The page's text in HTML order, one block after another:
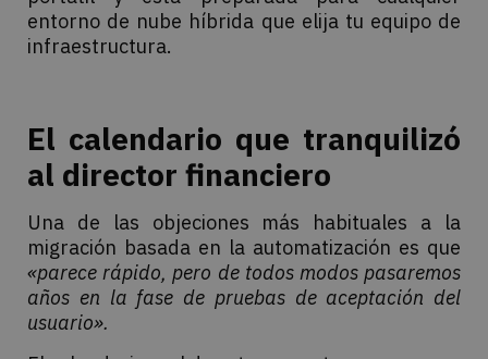
entorno de nube híbrida que elija tu equipo de
infraestructura.
El calendario que tranquilizó
al director financiero
Una de las objeciones más habituales a la
migración basada en la automatización es que
«parece rápido, pero de todos modos pasaremos
años en la fase de pruebas de aceptación del
usuario».